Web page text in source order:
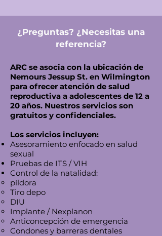
¿Preguntas? ¿Necesitas una
referencia?
ARC se asocia con la ubicación de
Nemours Jessup St. en Wilmington
para ofrecer atención de salud
reproductiva a adolescentes de 12 a
20 años. Nuestros servicios son
gratuitos y confidenciales.
Los servicios incluyen:
Asesoramiento enfocado en salud
sexual
Pruebas de ITS / VIH
Control de la natalidad:
píldora
Tiro depo
DIU
Implante / Nexplanon
Anticoncepción de emergencia
Condones y barreras dentales